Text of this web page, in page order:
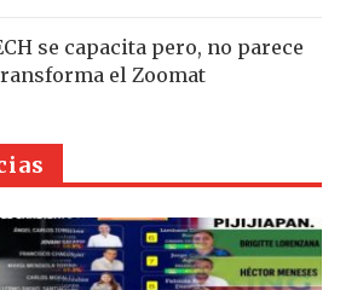
se capacita pero, no parece
el Zoomat